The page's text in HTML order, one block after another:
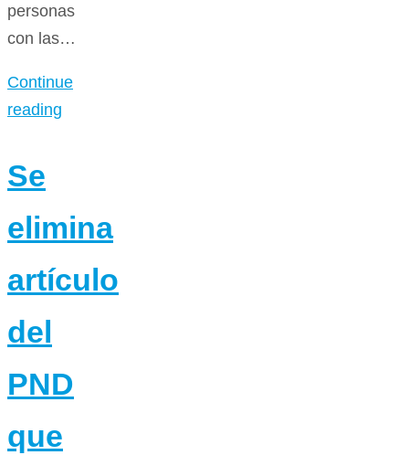
personas
con las…
Continue
reading
Se
elimina
artículo
del
PND
que